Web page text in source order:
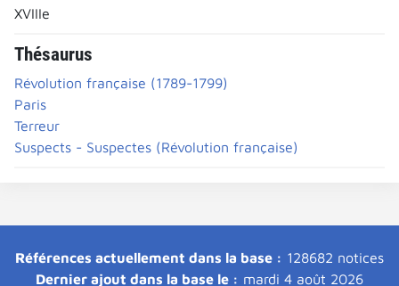
XVIIIe
Thésaurus
Révolution française (1789-1799)
Paris
Terreur
Suspects - Suspectes (Révolution française)
Références actuellement dans la base : 128682 notices
Dernier ajout dans la base le : mardi 4 août 2026